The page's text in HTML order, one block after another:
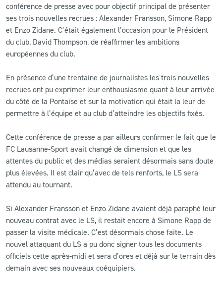
conférence de presse avec pour objectif principal de présenter
ses trois nouvelles recrues : Alexander Fransson, Simone Rapp
et Enzo Zidane. C’était également l’occasion pour le Président
du club, David Thompson, de réaffirmer les ambitions
européennes du club.
En présence d’une trentaine de journalistes les trois nouvelles
recrues ont pu exprimer leur enthousiasme quant à leur arrivée
du côté de la Pontaise et sur la motivation qui était la leur de
permettre à l’équipe et au club d’atteindre les objectifs fixés.
Cette conférence de presse a par ailleurs confirmer le fait que le
FC Lausanne-Sport avait changé de dimension et que les
attentes du public et des médias seraient désormais sans doute
plus élevées. Il est clair qu’avec de tels renforts, le LS sera
attendu au tournant.
Si Alexander Fransson et Enzo Zidane avaient déjà paraphé leur
nouveau contrat avec le LS, il restait encore à Simone Rapp de
passer la visite médicale. C’est désormais chose faite. Le
nouvel attaquant du LS a pu donc signer tous les documents
officiels cette après-midi et sera d’ores et déjà sur le terrain dès
demain avec ses nouveaux coéquipiers.